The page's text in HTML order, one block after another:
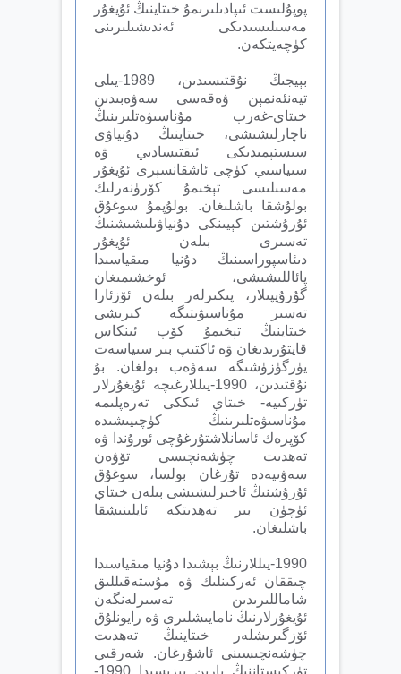
پوپۇلىست ئىپادىلىرىمۇ خىتاينىڭ ئۇيغۇر
مەسىلىسىدىكى ئەندىشىلىرىنى
كۈچەيتكەن.
بېيجىڭ نۇقتىسىدىن، 1989-يىلى
تيەنئەنمېن ۋەقەسى سەۋەبىدىن
خىتاي-غەرب مۇناسىۋەتلىرىنىڭ
ناچارلىشىشى، خىتاينىڭ دۇنياۋى
سىستېمىدىكى ئىقتىسادىي ۋە
سىياسىي كۈچى ئاشقانسېرى ئۇيغۇر
مەسىلىسى تېخىمۇ كۆرۈنەرلىك
بولۇشقا باشلىغان. بولۇپمۇ سوغۇق
ئۇرۇشتىن كېيىنكى دۇنياۋىلىشىشنىڭ
تەسىرى بىلەن ئۇيغۇر
دىئاسپوراسىنىڭ دۇنيا مىقياسىدا
پائاللىشىشى، ئوخشىمىغان
گۇرۇپپىلار، پىكىرلەر بىلەن ئۆزئارا
تەسىر مۇناسىۋىتىگە كىرىشى
خىتاينىڭ تېخىمۇ كۆپ ئىنكاس
قايتۇرىدىغان ۋە ئاكتىپ بىر سىياسەت
يۈرگۈزۈشىگە سەۋەب بولغان. بۇ
نۇقتىدىن، 1990-يىللارغىچە ئۇيغۇرلار
تۈركىيە- خىتاي ئىككى تەرەپلىمە
مۇناسىۋەتلىرىنىڭ كۈچىيىشىدە
كۆپرەك ئاسانلاشتۇرغۇچى ئورۇندا ۋە
تەھدىت چۈشەنچىسى تۆۋەن
سەۋىيەدە تۇرغان بولسا، سوغۇق
ئۇرۇشنىڭ ئاخىرلىشىشى بىلەن خىتاي
ئۈچۈن بىر تەھدىتكە ئايلىنىشقا
باشلىغان.
1990-يىللارنىڭ بېشىدا دۇنيا مىقياسىدا
چىققان ئەركىنلىك ۋە مۇستەقىللىق
شاماللىرىدىن تەسىرلەنگەن
ئۇيغۇرلارنىڭ نامايىشلىرى ۋە رايونلۇق
ئۆزگىرىشلەر خىتاينىڭ تەھدىت
چۈشەنچىسىنى ئاشۇرغان. شەرقىي
تۈركىستاننىڭ بارىن يېزىسىدا 1990-